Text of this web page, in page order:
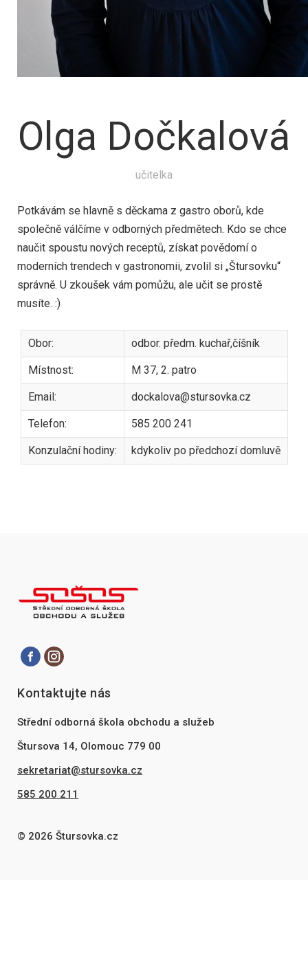
Olga Dočkalová
učitelka
Potkávám se hlavně s děckama z gastro oborů, kde
společně válčíme v odborných předmětech. Kdo se chce
naučit spoustu nových receptů, získat povědomí o
moderních trendech v gastronomii, zvolil si „Štursovku“
správně. U zkoušek vám pomůžu, ale učit se prostě
musíte. :)
Obor: odbor. předm. kuchař,číšník
Místnost: M 37, 2. patro
Email: dockalova@stursovka.cz
Telefon: 585 200 241
Konzulační hodiny: kdykoliv po předchozí domluvě
Kontaktujte nás
Střední odborná škola obchodu a služeb
Štursova 14, Olomouc 779 00
sekretariat@stursovka.cz
585 200 211
© 2026 Štursovka.cz